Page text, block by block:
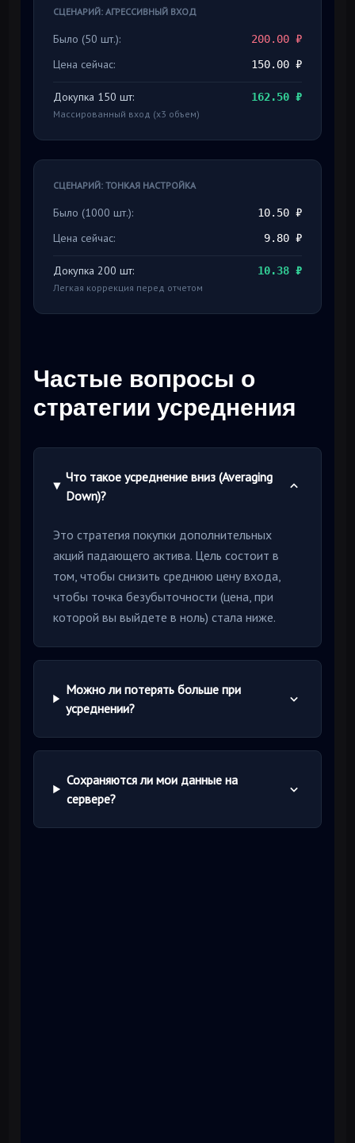
СЦЕНАРИЙ: АГРЕССИВНЫЙ ВХОД
Было (50 шт.): 200.00 ₽
Цена сейчас: 150.00 ₽
Докупка 150 шт: 162.50 ₽
Массированный вход (x3 объем)
СЦЕНАРИЙ: ТОНКАЯ НАСТРОЙКА
Было (1000 шт.): 10.50 ₽
Цена сейчас: 9.80 ₽
Докупка 200 шт: 10.38 ₽
Легкая коррекция перед отчетом
Частые вопросы о
стратегии усреднения
Что такое усреднение вниз (Averaging
Down)?
Это стратегия покупки дополнительных
акций падающего актива. Цель состоит в
том, чтобы снизить среднюю цену входа,
чтобы точка безубыточности (цена, при
которой вы выйдете в ноль) стала ниже.
Можно ли потерять больше при
усреднении?
Сохраняются ли мои данные на
сервере?